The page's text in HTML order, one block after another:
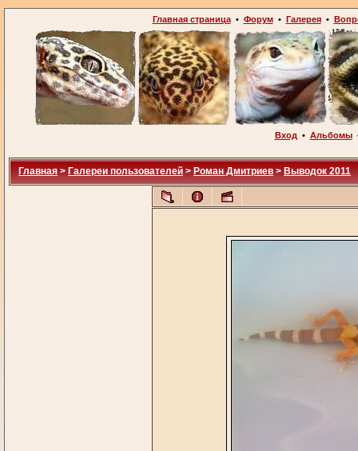
Главная страница• Форум• Галерея•
Вход • Альбомы
Главная > Галереи пользователей > Роман Дмитриев > Выводок 2011